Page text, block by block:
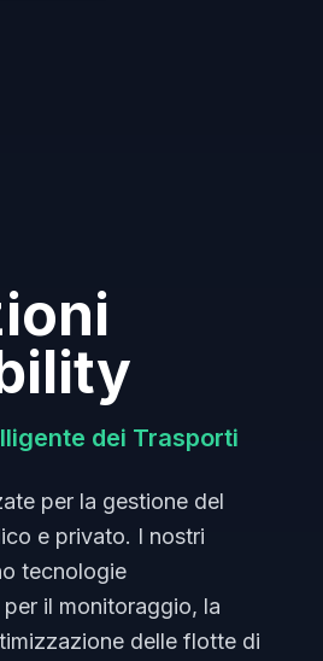
dei Trasporti
per la gestione del
e privato. I nostri
tecnologie
il monitoraggio, la
delle flotte di